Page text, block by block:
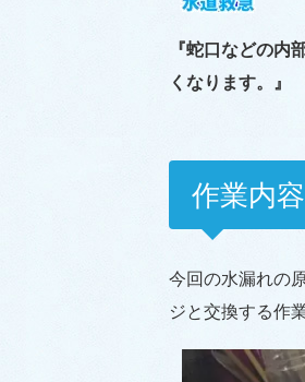
『蛇口などの内
くなります。』
作業内
今回の水漏れの
ジと交換する作